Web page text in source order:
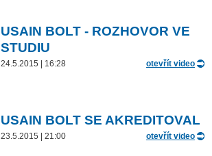
USAIN BOLT - ROZHOVOR VE
STUDIU
24.5.2015 | 16:28 otevřít video
USAIN BOLT SE AKREDITOVAL
23.5.2015 | 21:00 otevřít video